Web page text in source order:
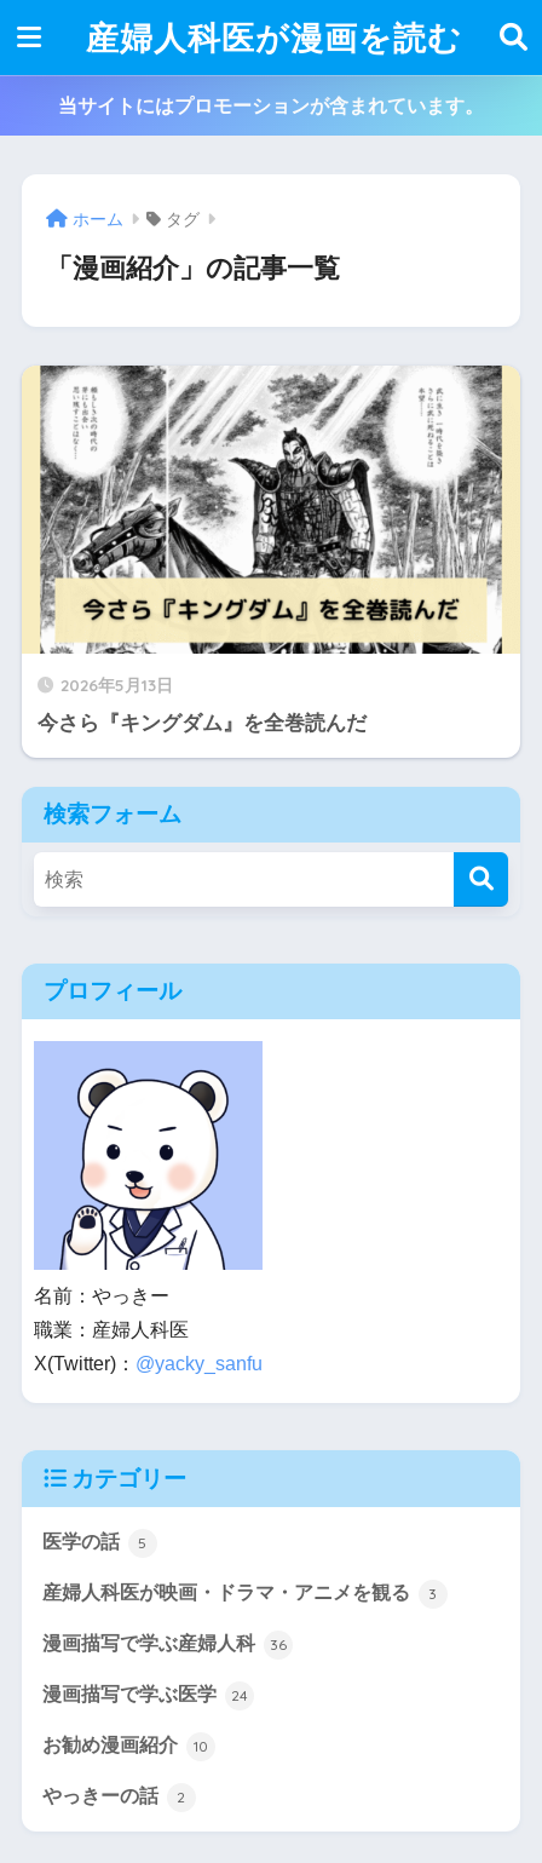
産婦人科医が漫画を読む
当サイトにはプロモーションが含まれています。
ホーム タグ
「漫画紹介」の記事一覧
2026年5月13日
今さら『キングダム』を全巻読んだ
検索フォーム
プロフィール
名前：やっきー
職業：産婦人科医
X(Twitter)： @yacky_sanfu
カテゴリー
医学の話 5
産婦人科医が映画・ドラマ・アニメを観る 3
漫画描写で学ぶ産婦人科 36
漫画描写で学ぶ医学 24
お勧め漫画紹介 10
やっきーの話 2